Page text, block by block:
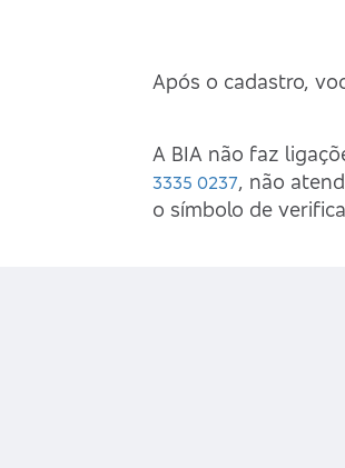
Após o cadastro,
A BIA não faz
3335 0237, não
o símbolo de